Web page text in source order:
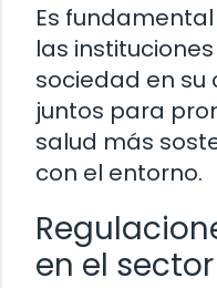
Es
las
sociedad en
juntos para
salud más
con el entorno.
en el